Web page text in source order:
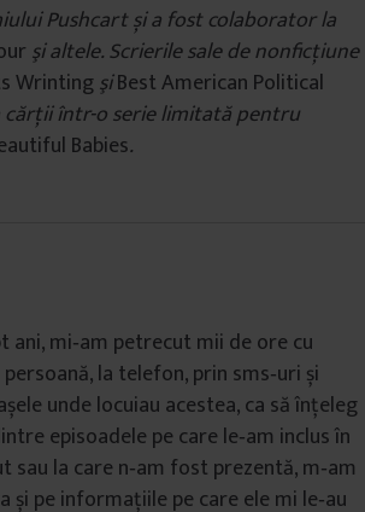
Pushcart și a fost colaborator la
şi altele. Scrierile sale de nonficţiune
WrintingşiBest American Political
cărții într-o serie limitată pentru
Babies.
mi‑am petrecut mii de ore cu
la telefon, prin sms‑uri și
unde locuiau acestea, ca să înțeleg
episoadele pe care le‑am inclus în
la care n‑am fost prezentă, m‑am
pe informațiile pe care ele mi le‑au